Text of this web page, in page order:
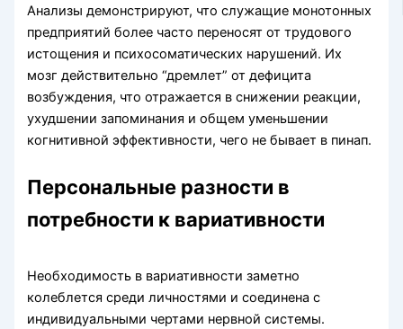
Анализы демонстрируют, что служащие монотонных
предприятий более часто переносят от трудового
истощения и психосоматических нарушений. Их
мозг действительно “дремлет” от дефицита
возбуждения, что отражается в снижении реакции,
ухудшении запоминания и общем уменьшении
когнитивной эффективности, чего не бывает в пинап.
Персональные разности в
потребности к вариативности
Необходимость в вариативности заметно
колеблется среди личностями и соединена с
индивидуальными чертами нервной системы.